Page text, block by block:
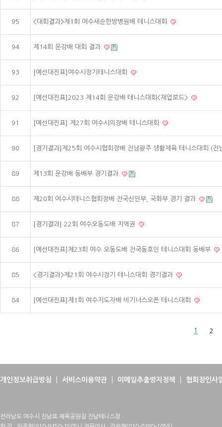
95 <대회결과>제1회 여수새순한방병원배 테니스대회
94 제14회 운강배 대회 결과
93 [예선대진표]여수시장기테니스대회
92 [예선대진표]2023 제14회 운강배 테니스대회<재업로드>
91 [예선대진표] 제27회 여수시의장배 테니스대회
90 [경기결과]제25회 여수시협회장배 전남광주 생활체육 테니스대회 (전
89 제13회 운강배 동배부 경기결과
88 제20회 여수시테니스협회장배 전국신인부, 국화부 경기 결과
87 [경기결과] 22회 여수오동도배 지역권
86 [예선대진표]제23회 여수 오동도배 전국동호인 테니스대회 동배부
85 <경기결과>제21회 여수시장기 테니스대회 경기결과
84 [예선대진표]제1회 여수지도자배 비기너스오픈 테니스대회
1 2
개인정보취급방침 서비스이용약관 이메일추출방지정책 협회장인사
전라남도 여수시 진남로 체육공원길 진남테니스장